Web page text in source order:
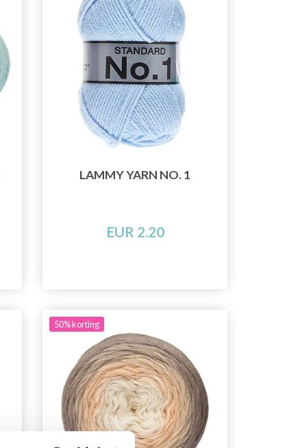
LAMMY YARN NO. 1
EUR 2.20
50% korting